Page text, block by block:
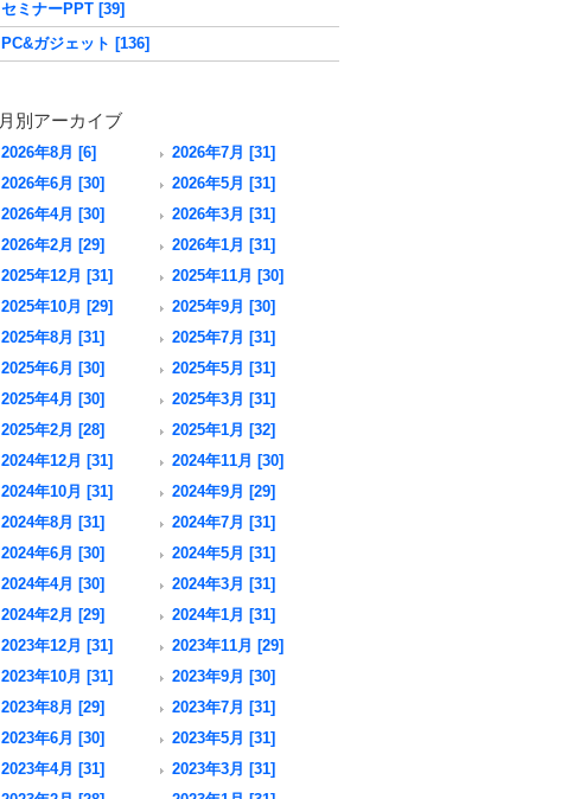
セミナーPPT [39]
PC&ガジェット [136]
月別アーカイブ
2026年8月 [6]
2026年7月 [31]
2026年6月 [30]
2026年5月 [31]
2026年4月 [30]
2026年3月 [31]
2026年2月 [29]
2026年1月 [31]
2025年12月 [31]
2025年11月 [30]
2025年10月 [29]
2025年9月 [30]
2025年8月 [31]
2025年7月 [31]
2025年6月 [30]
2025年5月 [31]
2025年4月 [30]
2025年3月 [31]
2025年2月 [28]
2025年1月 [32]
2024年12月 [31]
2024年11月 [30]
2024年10月 [31]
2024年9月 [29]
2024年8月 [31]
2024年7月 [31]
2024年6月 [30]
2024年5月 [31]
2024年4月 [30]
2024年3月 [31]
2024年2月 [29]
2024年1月 [31]
2023年12月 [31]
2023年11月 [29]
2023年10月 [31]
2023年9月 [30]
2023年8月 [29]
2023年7月 [31]
2023年6月 [30]
2023年5月 [31]
2023年4月 [31]
2023年3月 [31]